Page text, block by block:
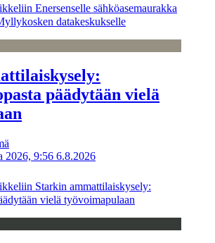
Enersenselle sähköasemaurakka
datakeskukselle
päädytään vielä
2026, 9:56 6.8.2026
Starkin ammattilaiskysely:
vielä työvoimapulaan